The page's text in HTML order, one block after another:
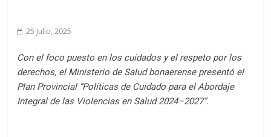
25 Julio, 2025
Con el foco puesto en los cuidados y el respeto por los
derechos, el Ministerio de Salud bonaerense presentó el
Plan Provincial “Políticas de Cuidado para el Abordaje
Integral de las Violencias en Salud 2024–2027”.